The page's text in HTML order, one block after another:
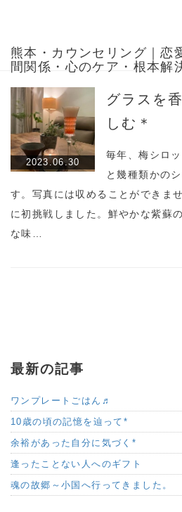
熊本・カウンセリング｜恋
間関係・心のケア・根本解
2023.06.30
グラスを
しむ＊
毎年、梅シロ
と幾種類かの
す。写真には収めることができま
に初挑戦しました。鮮やかな紫蘇
な味…
最新の記事
ワンプレートごはん♬
10歳の頃の記憶を辿って*
余裕があった自分に気づく*
逢ったことない人へのギフト
魂の故郷～小国へ行ってきました。